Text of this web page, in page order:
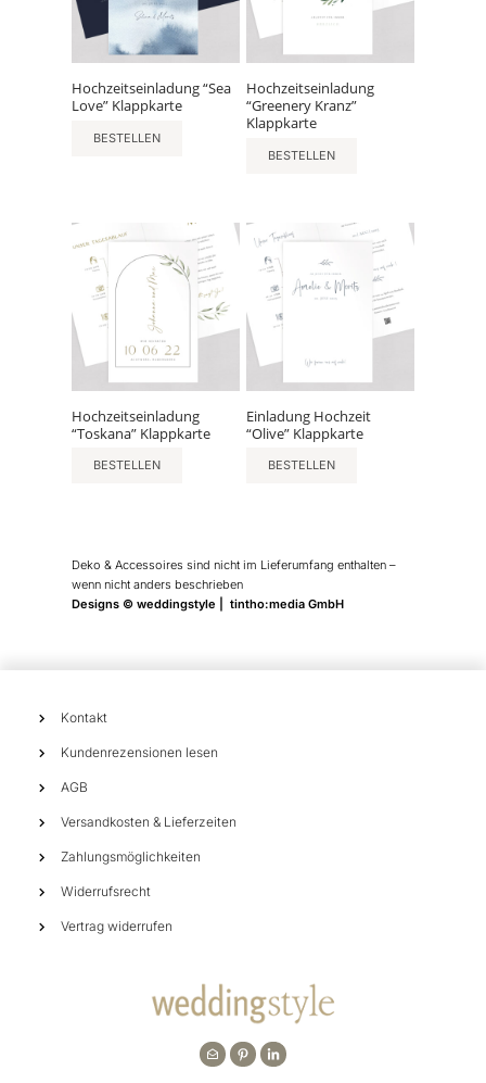
Hochzeitseinladung “Sea
Love” Klappkarte
BESTELLEN
Hochzeitseinladung
“Greenery Kranz”
Klappkarte
BESTELLEN
Hochzeitseinladung
“Toskana” Klappkarte
BESTELLEN
Einladung Hochzeit
“Olive” Klappkarte
BESTELLEN
Deko & Accessoires sind nicht im Lieferumfang enthalten –
wenn nicht anders beschrieben
Designs © weddingstyle | tintho:media GmbH
Kontakt
Kundenrezensionen lesen
AGB
Versandkosten & Lieferzeiten
Zahlungsmöglichkeiten
Widerrufsrecht
Vertrag widerrufen